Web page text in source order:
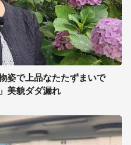
姿で上品なたたずまいで
美貌ダダ漏れ